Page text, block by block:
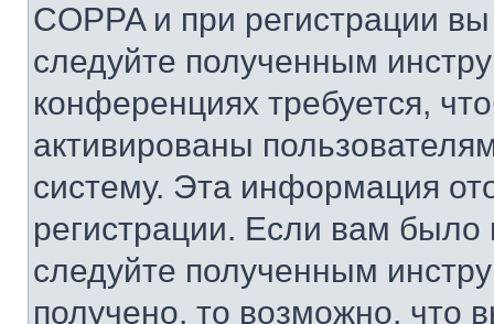
COPPA и при регистрации
следуйте полученным
конференциях требуется,
активированы
систему. Эта информация
регистрации. Если вам
следуйте полученным
получено, то возможно, что